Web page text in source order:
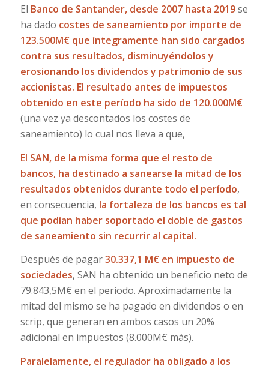
El Banco de Santander, desde 2007 hasta 2019se
ha dado costes de saneamiento por importe de
123.500M€ que íntegramente han sido cargados
contra sus resultados, disminuyéndolos y
erosionando los dividendos y patrimonio de sus
accionistas. El resultado antes de impuestos
obtenido en este período ha sido de 120.000M€
(una vez ya descontados los costes de
saneamiento) lo cual nos lleva a que,
El SAN, de la misma forma que el resto de
bancos, ha destinado a sanearse la mitad de los
resultados obtenidos durante todo el período,
en consecuencia, la fortaleza de los bancos es tal
que podían haber soportado el doble de gastos
de saneamiento sin recurrir al capital.
Después de pagar30.337,1 M€ en impuesto de
sociedades, SAN ha obtenido un beneficio neto de
79.843,5M€ en el período. Aproximadamente la
mitad del mismo se ha pagado en dividendos o en
scrip, que generan en ambos casos un 20%
adicional en impuestos (8.000M€ más).
Paralelamente, el regulador ha obligado a los